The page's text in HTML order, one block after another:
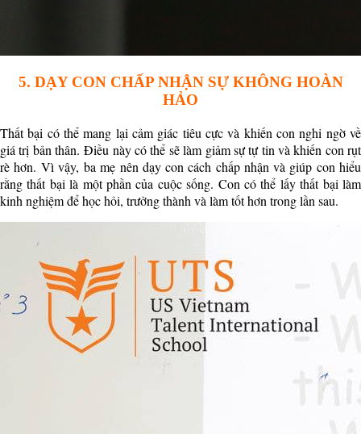
5. DẠY CON CHẤP NHẬN SỰ KHÔNG HOÀN
HẢO
Thất bại có thể mang lại cảm giác tiêu cực và khiến con nghi ngờ về
giá trị bản thân. Điều này có thể sẽ làm giảm sự tự tin và khiến con rụt
rè hơn. Vì vậy, ba mẹ nên dạy con cách chấp nhận và giúp con hiểu
rằng thất bại là một phần của cuộc sống. Con có thể lấy thất bại làm
kinh nghiệm để học hỏi, trưởng thành và làm tốt hơn trong lần sau.